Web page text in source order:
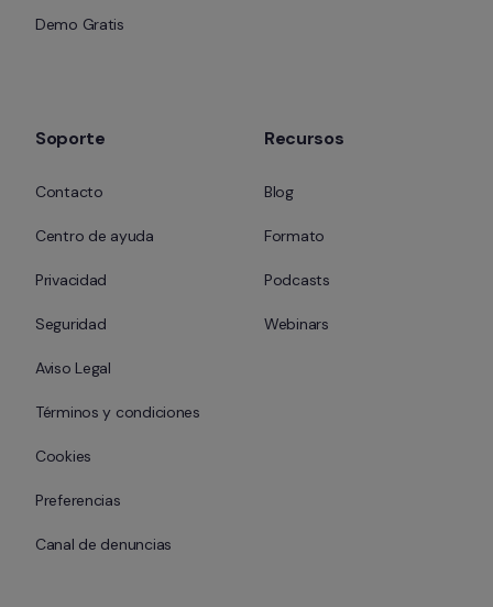
Demo Gratis
Soporte
Contacto
Centro de ayuda
Privacidad
Seguridad
Aviso Legal
Términos y condiciones
Cookies
Preferencias
Canal de denuncias
Recursos
Blog
Formato
Podcasts
Webinars